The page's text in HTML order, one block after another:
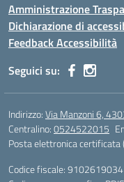
Amministrazione
Dichiarazione di
Feedback Accessibilità
Seguici su:
Indirizzo:Via Manzoni 6,
Centralino:0524522015
Posta elettronica certificata
Codice fiscale: